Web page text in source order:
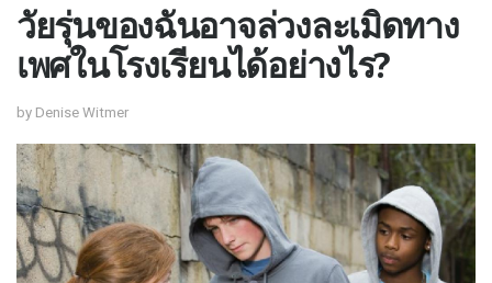
วัยรุ่นของฉันอาจล่วงละเมิดทาง
เพศในโรงเรียนได้อย่างไร?
by Denise Witmer